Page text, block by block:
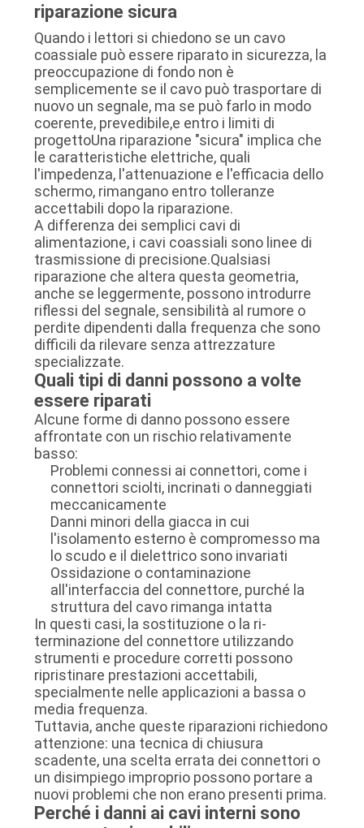
riparazione sicura
Quando i lettori si chiedono se un cavo
coassiale può essere riparato in sicurezza, la
preoccupazione di fondo non è
semplicemente se il cavo può trasportare di
nuovo un segnale, ma se può farlo in modo
coerente, prevedibile,e entro i limiti di
progettoUna riparazione "sicura" implica che
le caratteristiche elettriche, quali
l'impedenza, l'attenuazione e l'efficacia dello
schermo, rimangano entro tolleranze
accettabili dopo la riparazione.
A differenza dei semplici cavi di
alimentazione, i cavi coassiali sono linee di
trasmissione di precisione.Qualsiasi
riparazione che altera questa geometria,
anche se leggermente, possono introdurre
riflessi del segnale, sensibilità al rumore o
perdite dipendenti dalla frequenza che sono
difficili da rilevare senza attrezzature
specializzate.
Quali tipi di danni possono a volte
essere riparati
Alcune forme di danno possono essere
affrontate con un rischio relativamente
basso:
Problemi connessi ai connettori, come i
connettori sciolti, incrinati o danneggiati
meccanicamente
Danni minori della giacca in cui
l'isolamento esterno è compromesso ma
lo scudo e il dielettrico sono invariati
Ossidazione o contaminazione
all'interfaccia del connettore, purché la
struttura del cavo rimanga intatta
In questi casi, la sostituzione o la ri-
terminazione del connettore utilizzando
strumenti e procedure corretti possono
ripristinare prestazioni accettabili,
specialmente nelle applicazioni a bassa o
media frequenza.
Tuttavia, anche queste riparazioni richiedono
attenzione: una tecnica di chiusura
scadente, una scelta errata dei connettori o
un disimpiego improprio possono portare a
nuovi problemi che non erano presenti prima.
Perché i danni ai cavi interni sono